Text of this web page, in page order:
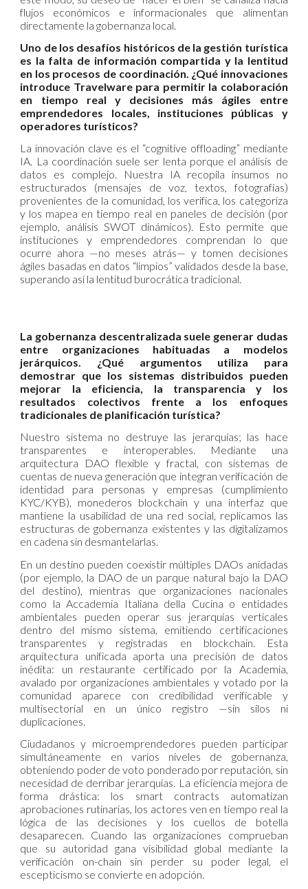
flujos económicos e informacionales que alimentan
directamente la gobernanza local.
Uno de los desafíos históricos de la gestión turística
es la falta de información compartida y la lentitud
en los procesos de coordinación. ¿Qué innovaciones
introduce Travelware para permitir la colaboración
en tiempo real y decisiones más ágiles entre
emprendedores locales, instituciones públicas y
operadores turísticos?
La innovación clave es el “cognitive offloading” mediante
IA. La coordinación suele ser lenta porque el análisis de
datos es complejo. Nuestra IA recopila insumos no
estructurados (mensajes de voz, textos, fotografías)
provenientes de la comunidad, los verifica, los categoriza
y los mapea en tiempo real en paneles de decisión (por
ejemplo, análisis SWOT dinámicos). Esto permite que
instituciones y emprendedores comprendan lo que
ocurre ahora —no meses atrás— y tomen decisiones
ágiles basadas en datos “limpios” validados desde la base,
superando así la lentitud burocrática tradicional.
La gobernanza descentralizada suele generar dudas
entre organizaciones habituadas a modelos
jerárquicos. ¿Qué argumentos utiliza para
demostrar que los sistemas distribuidos pueden
mejorar la eficiencia, la transparencia y los
resultados colectivos frente a los enfoques
tradicionales de planificación turística?
Nuestro sistema no destruye las jerarquías; las hace
transparentes e interoperables. Mediante una
arquitectura DAO flexible y fractal, con sistemas de
cuentas de nueva generación que integran verificación de
identidad para personas y empresas (cumplimiento
KYC/KYB), monederos blockchain y una interfaz que
mantiene la usabilidad de una red social, replicamos las
estructuras de gobernanza existentes y las digitalizamos
en cadena sin desmantelarlas.
En un destino pueden coexistir múltiples DAOs anidadas
(por ejemplo, la DAO de un parque natural bajo la DAO
del destino), mientras que organizaciones nacionales
como la Accademia Italiana della Cucina o entidades
ambientales pueden operar sus jerarquías verticales
dentro del mismo sistema, emitiendo certificaciones
transparentes y registradas en blockchain. Esta
arquitectura unificada aporta una precisión de datos
inédita: un restaurante certificado por la Academia,
avalado por organizaciones ambientales y votado por la
comunidad aparece con credibilidad verificable y
multisectorial en un único registro —sin silos ni
duplicaciones.
Ciudadanos y microemprendedores pueden participar
simultáneamente en varios niveles de gobernanza,
obteniendo poder de voto ponderado por reputación, sin
necesidad de derribar jerarquías. La eficiencia mejora de
forma drástica: los smart contracts automatizan
aprobaciones rutinarias, los actores ven en tiempo real la
lógica de las decisiones y los cuellos de botella
desaparecen. Cuando las organizaciones comprueban
que su autoridad gana visibilidad global mediante la
verificación on-chain sin perder su poder legal, el
escepticismo se convierte en adopción.